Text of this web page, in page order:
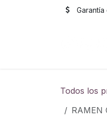
Todos los
RAMEN